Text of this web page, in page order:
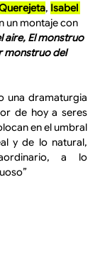
, Isabel
un montaje con
aire, El monstruo
monstruo del
una dramaturgia
de hoy a seres
en el umbral
y de lo natural,
a lo